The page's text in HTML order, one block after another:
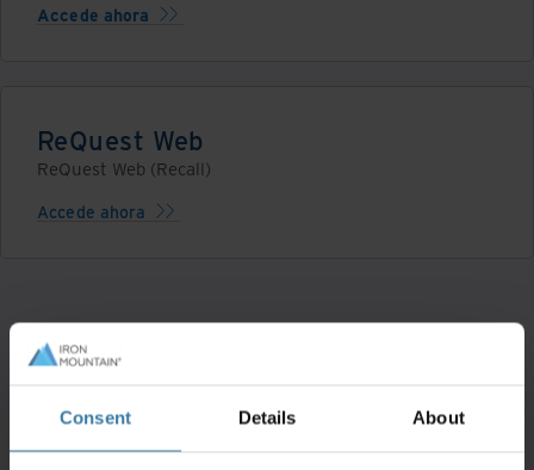
Consent Details About
Accede ahora
ReQuest Web
ReQuest Web (Recall)
Accede ahora
Contacto de Ventas